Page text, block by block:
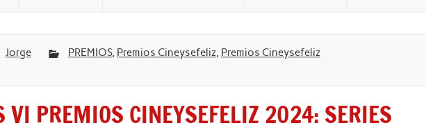
Jorge PREMIOS, Premios Cineysefeliz, Premios Cineysefeliz
VI PREMIOS CINEYSEFELIZ 2024: SERIES